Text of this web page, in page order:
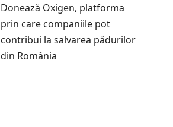
Donează Oxigen, platforma
prin care companiile pot
contribui la salvarea pădurilor
din România